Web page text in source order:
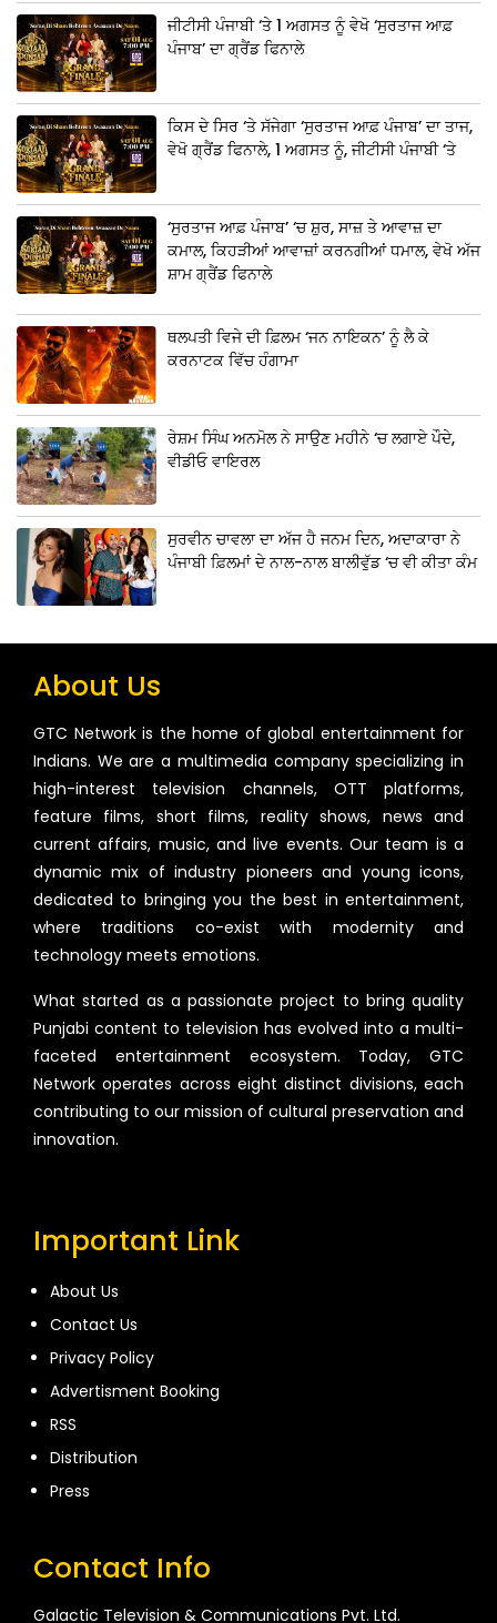
ਜੀਟੀਸੀ ਪੰਜਾਬੀ ‘ਤੇ 1 ਅਗਸਤ ਨੂੰ ਵੇਖੋ ‘ਸੁਰਤਾਜ ਆਫ਼
ਪੰਜਾਬ’ ਦਾ ਗ੍ਰੈਂਡ ਫਿਨਾਲੇ
ਕਿਸ ਦੇ ਸਿਰ ‘ਤੇ ਸੱਜੇਗਾ ‘ਸੁਰਤਾਜ ਆਫ਼ ਪੰਜਾਬ’ ਦਾ ਤਾਜ,
ਵੇਖੋ ਗ੍ਰੈਂਡ ਫਿਨਾਲੇ, 1 ਅਗਸਤ ਨੂੰ, ਜੀਟੀਸੀ ਪੰਜਾਬੀ ‘ਤੇ
‘ਸੁਰਤਾਜ ਆਫ਼ ਪੰਜਾਬ’ ‘ਚ ਸ਼ੁਰ, ਸਾਜ਼ ਤੇ ਆਵਾਜ਼ ਦਾ
ਕਮਾਲ, ਕਿਹੜੀਆਂ ਆਵਾਜ਼ਾਂ ਕਰਨਗੀਆਂ ਧਮਾਲ, ਵੇਖੋ ਅੱਜ
ਸ਼ਾਮ ਗ੍ਰੈਂਡ ਫਿਨਾਲੇ
ਥਲਪਤੀ ਵਿਜੇ ਦੀ ਫ਼ਿਲਮ ‘ਜਨ ਨਾਇਕਨ’ ਨੂੰ ਲੈ ਕੇ
ਕਰਨਾਟਕ ਵਿੱਚ ਹੰਗਾਮਾ
ਰੇਸ਼ਮ ਸਿੰਘ ਅਨਮੋਲ ਨੇ ਸਾਉਣ ਮਹੀਨੇ ‘ਚ ਲਗਾਏ ਪੌਦੇ,
ਵੀਡੀਓ ਵਾਇਰਲ
ਸੁਰਵੀਨ ਚਾਵਲਾ ਦਾ ਅੱਜ ਹੈ ਜਨਮ ਦਿਨ, ਅਦਾਕਾਰਾ ਨੇ
ਪੰਜਾਬੀ ਫ਼ਿਲਮਾਂ ਦੇ ਨਾਲ-ਨਾਲ ਬਾਲੀਵੁੱਡ ‘ਚ ਵੀ ਕੀਤਾ ਕੰਮ
About Us
GTC Network is the home of global entertainment for
Indians. We are a multimedia company specializing in
high-interest television channels, OTT platforms,
feature films, short films, reality shows, news and
current affairs, music, and live events. Our team is a
dynamic mix of industry pioneers and young icons,
dedicated to bringing you the best in entertainment,
where traditions co-exist with modernity and
technology meets emotions.
What started as a passionate project to bring quality
Punjabi content to television has evolved into a multi-
faceted entertainment ecosystem. Today, GTC
Network operates across eight distinct divisions, each
contributing to our mission of cultural preservation and
innovation.
Important Link
About Us
Contact Us
Privacy Policy
Advertisment Booking
RSS
Distribution
Press
Contact Info
Galactic Television & Communications Pvt. Ltd.